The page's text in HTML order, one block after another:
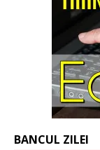
BANCUL ZILEI